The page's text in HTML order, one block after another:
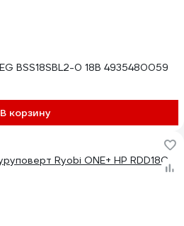
BSS18SBL2-0 18В 4935480059
В корзину